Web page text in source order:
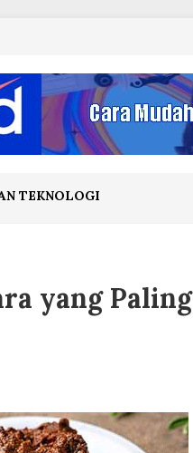
TEKNOLOGI
yang Paling